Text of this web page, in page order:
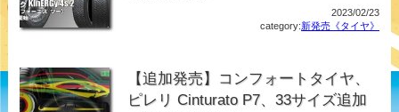
2023/02/23
category:新発売《タイヤ》
【追加発売】コンフォートタイヤ、
ピレリ Cinturato P7、33サイズ追加